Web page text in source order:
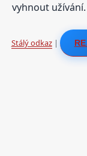
vyhnout
Stálý odkaz|